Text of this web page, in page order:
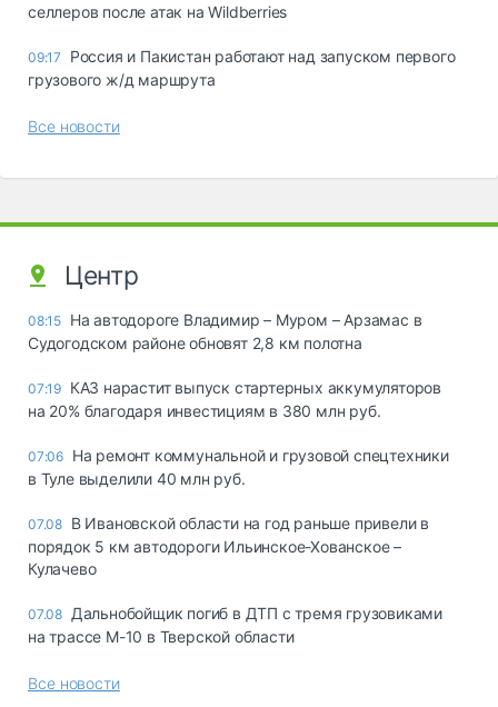
селлеров после атак на Wildberries
09:17
Россия и Пакистан работают над запуском первого
грузового ж/д маршрута
Все новости
Центр
08:15 На автодороге Владимир – Муром – Арзамас в
Судогодском районе обновят 2,8 км полотна
07:19 КАЗ нарастит выпуск стартерных аккумуляторов
на 20% благодаря инвестициям в 380 млн руб.
07:06 На ремонт коммунальной и грузовой спецтехники
в Туле выделили 40 млн руб.
07.08 В Ивановской области на год раньше привели в
порядок 5 км автодороги Ильинское-Хованское –
Кулачево
07.08 Дальнобойщик погиб в ДТП с тремя грузовиками
на трассе М-10 в Тверской области
Все новости